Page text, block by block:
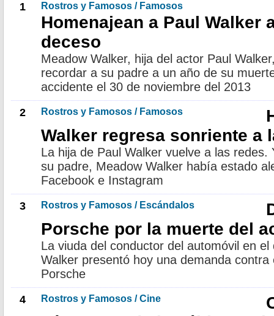
1 Rostros y Famosos / Famosos
Homenajean a Paul Walker
deceso
Meadow Walker, hija del actor Paul
recordar a su padre a un año de su
accidente el 30 de noviembre del 2013
2 Rostros y Famosos / Famosos
Walker regresa sonriente a
La hija de Paul Walker vuelve a las
su padre, Meadow Walker había estado
Facebook e Instagram
3 Rostros y Famosos / Escándalos
Porsche por la muerte del
La viuda del conductor del automóvil en
Walker presentó hoy una demanda
Porsche
4 Rostros y Famosos / Cine